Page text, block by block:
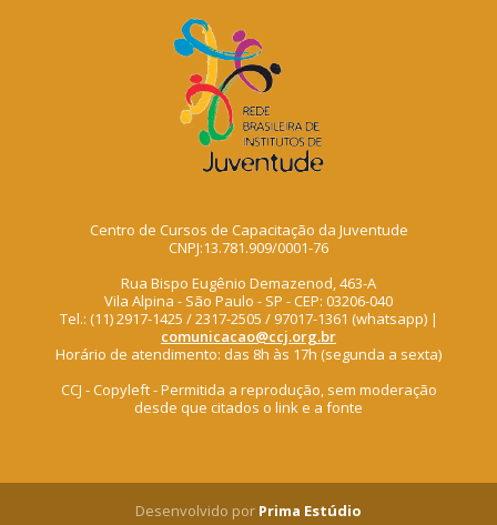
Centro de Cursos de Capacitação da Juventude
CNPJ:13.781.909/0001-76
Rua Bispo Eugênio Demazenod, 463-A
Vila Alpina - São Paulo - SP - CEP: 03206-040
Tel.: (11) 2917-1425 / 2317-2505 / 97017-1361 (whatsapp) |
comunicacao@ccj.org.br
Horário de atendimento: das 8h às 17h (segunda a sexta)
CCJ - Copyleft - Permitida a reprodução, sem moderação
desde que citados o link e a fonte
Desenvolvido por Prima Estúdio